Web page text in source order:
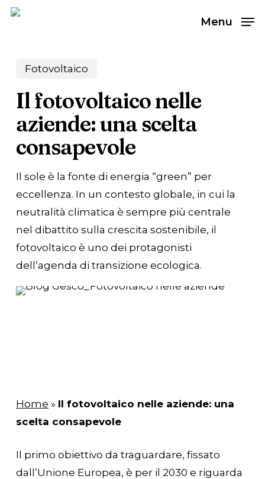
Skip
Menu
Fotovoltaico
Il fotovoltaico nelle
aziende: una scelta
consapevole
Il sole è la fonte di energia “green” per
eccellenza. In un contesto globale, in cui la
neutralità climatica è sempre più centrale
nel dibattito sulla crescita sostenibile, il
fotovoltaico è uno dei protagonisti
dell’agenda di transizione ecologica.
Home » Il fotovoltaico nelle aziende: una
scelta consapevole
Il primo obiettivo da traguardare, fissato
dall’Unione Europea, è per il 2030 e riguarda